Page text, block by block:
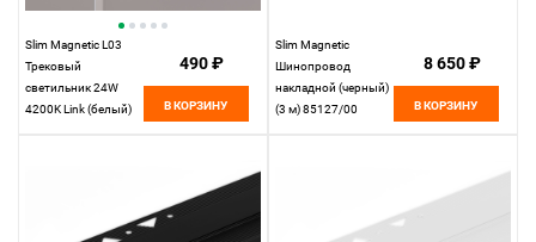
Slim Magnetic L03
Трековый
светильник 24W
4200K Link (белый)
490 ₽
В КОРЗИНУ
Slim Magnetic
Шинопровод
накладной (черный)
(3 м) 85127/00
8 650 ₽
В КОРЗИНУ